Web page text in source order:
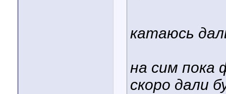
катаюсь
на сим пока
скоро дали